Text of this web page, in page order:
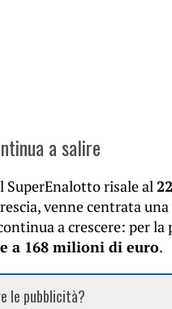
a salire
SuperEnalotto risale al
venne centrata
a crescere: per
a 168 milioni di euro.
le pubblicità?